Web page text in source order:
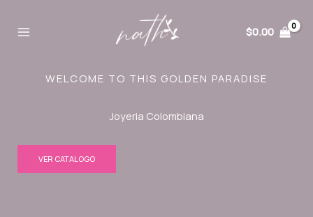
$0.00
WELCOME TO THIS GOLDEN PARADISE
Joyeria Colombiana
VER CATALOGO